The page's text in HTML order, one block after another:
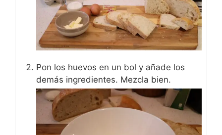
Pon los huevos en un bol y añade los
demás ingredientes. Mezcla bien.